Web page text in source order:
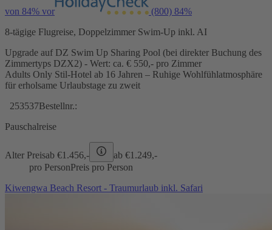
von 84% vor (800) 84%
8-tägige Flugreise, Doppelzimmer Swim-Up inkl. AI
Upgrade auf DZ Swim Up Sharing Pool (bei direkter Buchung des
Zimmertyps DZX2) - Wert: ca. € 550,- pro Zimmer
Adults Only Stil-Hotel ab 16 Jahren – Ruhige Wohlfühlatmosphäre
für erholsame Urlaubstage zu zweit
253537Bestellnr.:
Pauschalreise
Alter Preisab €1.456,- ab €1.249,-
pro PersonPreis pro Person
Kiwengwa Beach Resort - Traumurlaub inkl. Safari